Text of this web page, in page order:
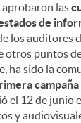
aprobaron las
de
los auditores
otros puntos
ha sido la
el 12 de junio
y